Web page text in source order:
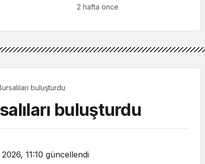
Sancaktepe Teşkilatıyla Bir
2 hafta önce
buluşturdu
buluşturdu
11:10 güncellendi